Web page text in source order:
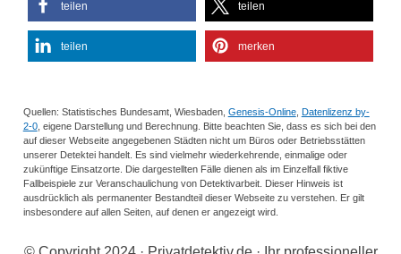
teilen teilen
teilen merken
Quellen: Statistisches Bundesamt, Wiesbaden, Genesis-Online, Datenlizenz by-
2-0, eigene Darstellung und Berechnung. Bitte beachten Sie, dass es sich bei den
auf dieser Webseite angegebenen Städten nicht um Büros oder Betriebsstätten
unserer Detektei handelt. Es sind vielmehr wiederkehrende, einmalige oder
zukünftige Einsatzorte. Die dargestellten Fälle dienen als im Einzelfall fiktive
Fallbeispiele zur Veranschaulichung von Detektivarbeit. Dieser Hinweis ist
ausdrücklich als permanenter Bestandteil dieser Webseite zu verstehen. Er gilt
insbesondere auf allen Seiten, auf denen er angezeigt wird.